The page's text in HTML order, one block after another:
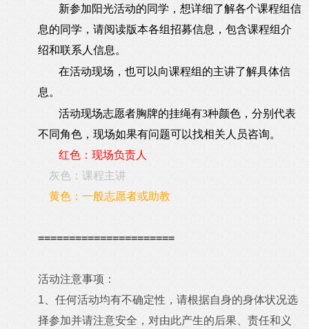
新参加阳光活动的同学，想详细了解各个课程组信
息的同学，请阅读版本各组招募信息，包含课程组介
绍和联系人信息。
在活动现场，也可以向课程组的主讲了解具体信
息。
活动现场志愿者胸牌的挂绳有3种颜色，分别代表
不同角色，现场如果有问题可以找相关人员咨询。
红色：现场负责人
灰色：课程主讲
黄色：一般志愿者或助教
======================
活动注意事项：
1、任何活动均有不确定性，请根据自身的身体状况选
择参加并请注意安全，对由此产生的后果、责任和义